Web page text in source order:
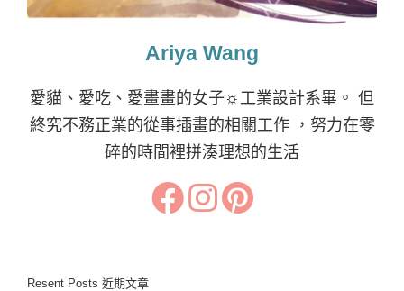
Ariya Wang
愛貓、愛吃、愛畫畫的女子☼工業設計系畢。 但
終究不務正業的從事插畫的相關工作 ，努力在零
碎的時間裡拼湊理想的生活
Resent Posts 近期文章